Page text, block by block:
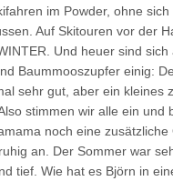
im Powder, ohne
Auf Skitouren vor der
Und heuer sind
Baummooszupfer einig:
sehr gut, aber ein kleines
stimmen wir alle ein
noch eine zusätzliche
an. Der Sommer war
tief. Wie hat es Björn in